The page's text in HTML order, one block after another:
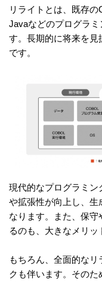
リライトとは、既存
Javaなどのプログラ
す。長期的に将来を見
です。
現代的なプログラミン
や拡張性が向上し、生
なります。また、保
るのも、大きなメリッ
もちろん、全面的な
クも伴います。その